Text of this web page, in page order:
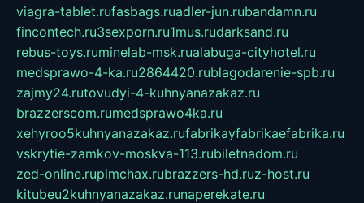
viagra-tablet.rufasbags.ruadler-jun.rubandamn.ru
fincontech.ru3sexporn.ru1mus.rudarksand.ru
rebus-toys.ruminelab-msk.rualabuga-cityhotel.ru
medsprawo-4-ka.ru2864420.rublagodarenie-spb.ru
zajmy24.rutovudyi-4-kuhnyanazakaz.ru
brazzerscom.rumedsprawo4ka.ru
xehyroo5kuhnyanazakaz.rufabrikayfabrikaefabrika.ru
vskrytie-zamkov-moskva-113.rubiletnadom.ru
zed-online.rupimchax.rubrazzers-hd.ruz-host.ru
kitubeu2kuhnyanazakaz.runaperekate.ru